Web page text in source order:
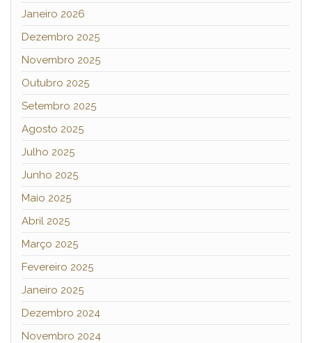
Janeiro 2026
Dezembro 2025
Novembro 2025
Outubro 2025
Setembro 2025
Agosto 2025
Julho 2025
Junho 2025
Maio 2025
Abril 2025
Março 2025
Fevereiro 2025
Janeiro 2025
Dezembro 2024
Novembro 2024